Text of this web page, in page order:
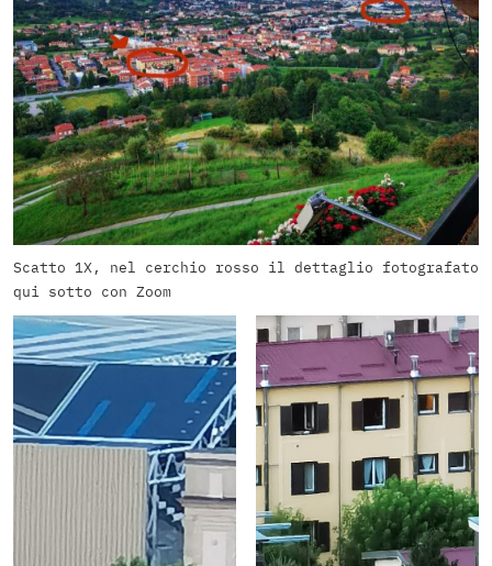
Scatto 1X, nel cerchio rosso il dettaglio fotografato
qui sotto con Zoom